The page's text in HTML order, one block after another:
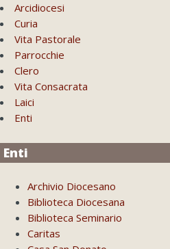
Arcidiocesi
Curia
Vita Pastorale
Parrocchie
Clero
Vita Consacrata
Laici
Enti
Enti
Archivio Diocesano
Biblioteca Diocesana
Biblioteca Seminario
Caritas